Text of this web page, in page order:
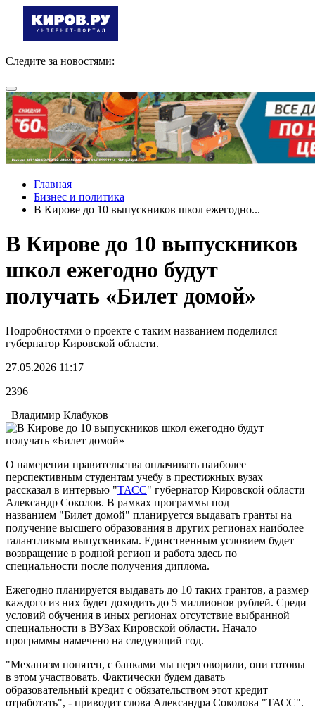
Следите за новостями:
Главная
Бизнес и политика
В Кирове до 10 выпускников школ ежегодно...
В Кирове до 10 выпускников
школ ежегодно будут
получать «Билет домой»
Подробностями о проекте с таким названием поделился
губернатор Кировской области.
27.05.2026 11:17
2396
Владимир Клабуков
О намерении правительства оплачивать наиболее
перспективным студентам учебу в престижных вузах
рассказал в интервью "ТАСС" губернатор Кировской области
Александр Соколов. В рамках программы под
названием "Билет домой" планируется выдавать гранты на
получение высшего образования в других регионах наиболее
талантливым выпускникам. Единственным условием будет
возвращение в родной регион и работа здесь по
специальности после получения диплома.
Ежегодно планируется выдавать до 10 таких грантов, а размер
каждого из них будет доходить до 5 миллионов рублей. Среди
условий обучения в иных регионах отсутствие выбранной
специальности в ВУЗах Кировской области. Начало
программы намечено на следующий год.
"Механизм понятен, с банками мы переговорили, они готовы
в этом участвовать. Фактически будем давать
образовательный кредит с обязательством этот кредит
отработать", - приводит слова Александра Соколова "ТАСС".